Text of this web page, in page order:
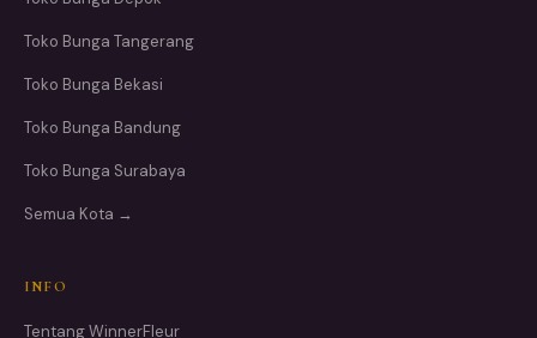
Toko Bunga Tangerang
Toko Bunga Bekasi
Toko Bunga Bandung
Toko Bunga Surabaya
Semua Kota →
INFO
Tentang WinnerFleur